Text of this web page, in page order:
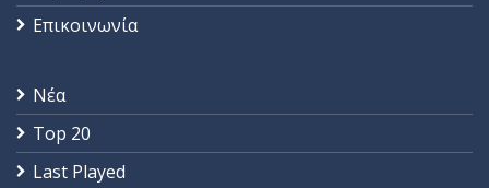
Επικοινωνία
Νέα
Top 20
Last Played